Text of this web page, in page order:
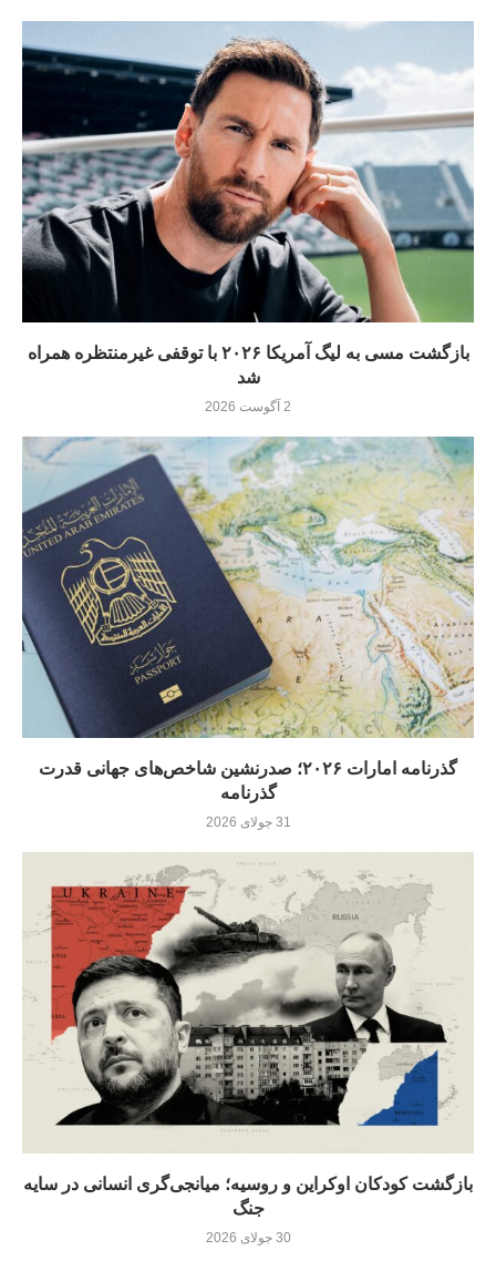
بازگشت مسی به لیگ آمریکا ۲۰۲۶ با توقفی غیرمنتظره همراه
شد
2 آگوست 2026
گذرنامه امارات ۲۰۲۶؛ صدرنشین شاخص‌های جهانی قدرت
گذرنامه
31 جولای 2026
بازگشت کودکان اوکراین و روسیه؛ میانجی‌گری انسانی در سایه
جنگ
30 جولای 2026